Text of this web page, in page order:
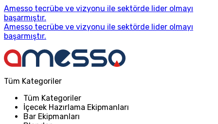
Amesso tecrübe ve vizyonu ile sektörde lider olmayı
başarmıştır.
Amesso tecrübe ve vizyonu ile sektörde lider olmayı
başarmıştır.
Tüm Kategoriler
Tüm Kategoriler
İçecek Hazırlama Ekipmanları
Bar Ekipmanları